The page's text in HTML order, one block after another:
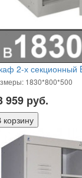
2-х секционный
1830*800*500
959 руб.